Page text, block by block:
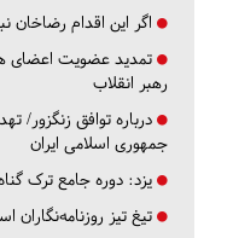
اگر این اقدام رضاخان
تمدید عضویت اعضای
رهبر انقلاب
درباره توافق زنگزور/
جمهوری اسلامی ایران
یزد: دوره جامع ترک
تیغ تیز روزنامه‌نگاران